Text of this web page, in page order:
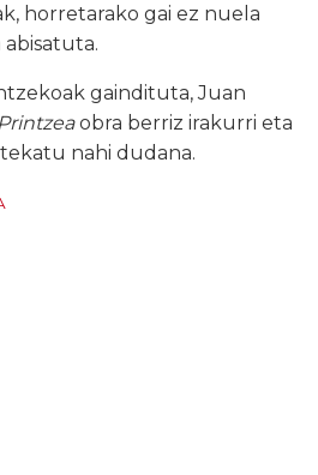
horretarako gai ez nuela
gaindituta, Juan
Printzeaobra berriz irakurri eta
nahi dudana.